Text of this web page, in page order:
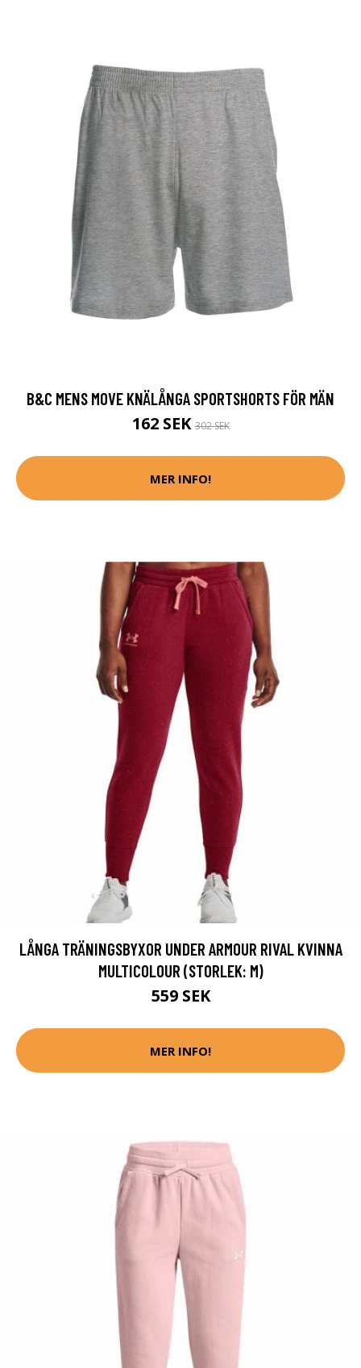
B&C MENS MOVE KNÄLÅNGA SPORTSHORTS FÖR MÄN
162 SEK302 SEK
MER INFO!
LÅNGA TRÄNINGSBYXOR UNDER ARMOUR RIVAL KVINNA
MULTICOLOUR (STORLEK: M)
559 SEK
MER INFO!